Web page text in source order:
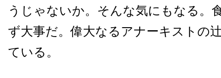
うじゃないか。そんな気にもなる。
ず大事だ。偉大なるアナーキストの
ている。